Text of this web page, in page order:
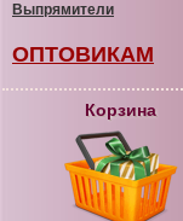
Выпрямители
ОПТОВИКАМ
Корзина